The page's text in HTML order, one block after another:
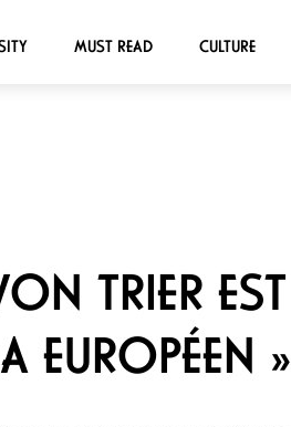
MUST READ CULTURE
TRIER EST
EUROPÉEN »